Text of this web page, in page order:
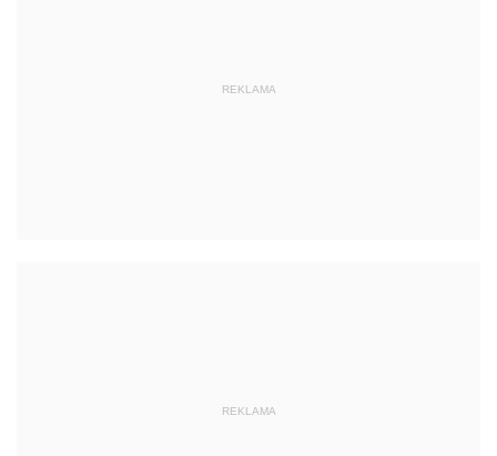
REKLAMA
REKLAMA